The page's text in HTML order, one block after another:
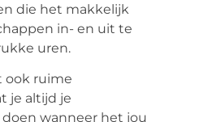
die het makkelijk
in- en uit te
uren.
ook ruime
je altijd je
wanneer het jou